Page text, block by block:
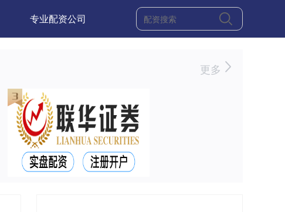
专业配资公司
更多